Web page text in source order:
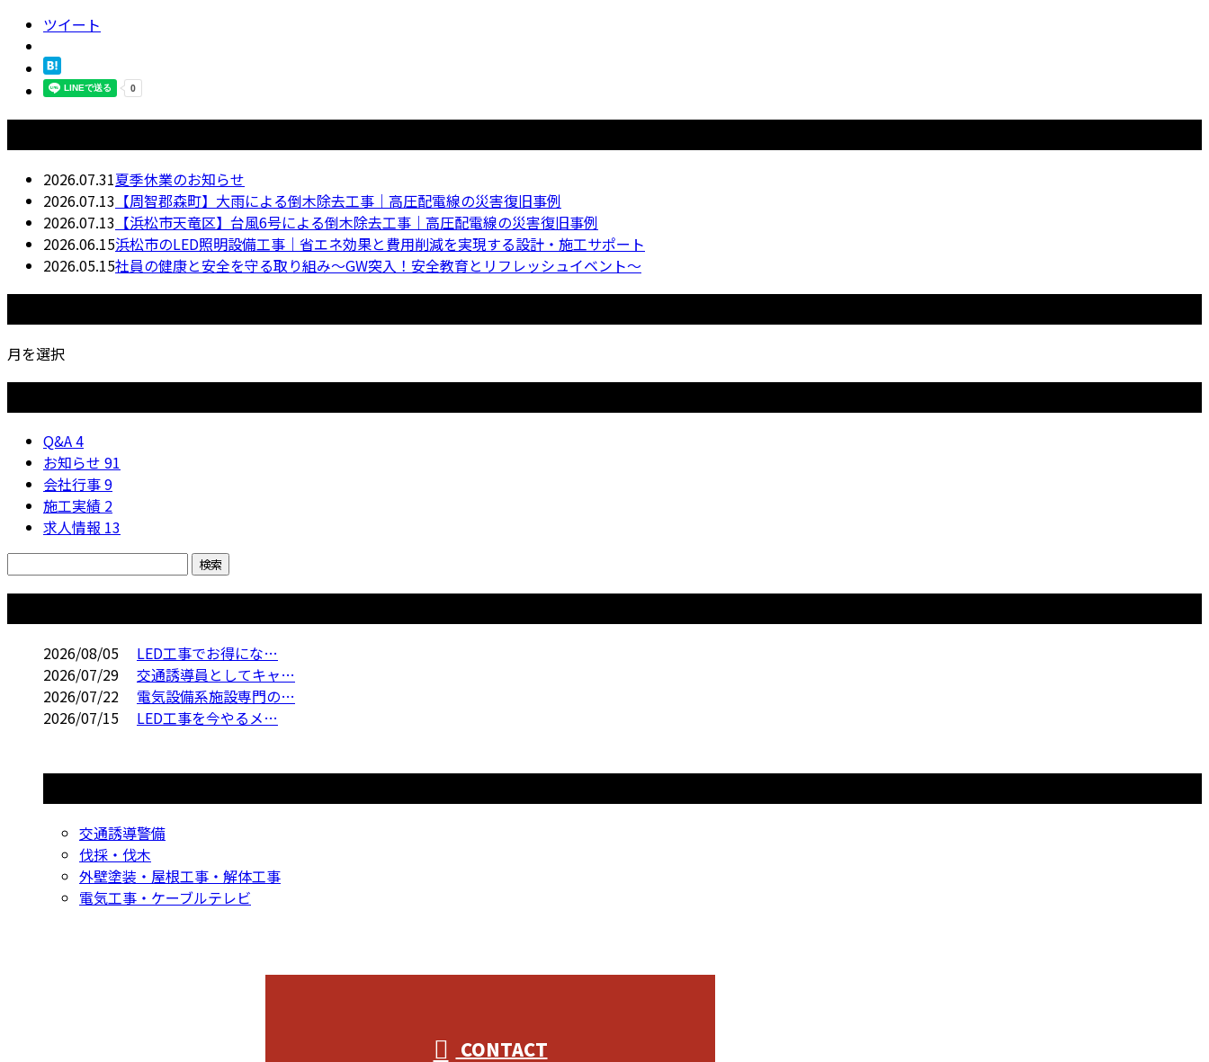
ツイート
2026.07.31夏季休業のお知らせ
2026.07.13 【周智郡森町】大雨による倒木除去工事｜高圧配電線の災害復旧事例
2026.07.13 【浜松市天竜区】台風6号による倒木除去工事｜高圧配電線の災害復旧事例
2026.06.15浜松市のLED照明設備工事｜省エネ効果と費用削減を実現する設計・施工サポート
2026.05.15社員の健康と安全を守る取り組み〜GW突入！安全教育とリフレッシュイベント〜
月を選択
Q&A4
お知らせ 91
会社行事9
施工実績 2
求人情報 13
2026/08/05
LED工事でお得にな…
2026/07/29
交通誘導員としてキャ…
2026/07/22
電気設備系施設専門の…
2026/07/15
LED工事を今やるメ…
交通誘導警備
伐採・伐木
外壁塗装・屋根工事・解体工事
電気工事・ケーブルテレビ
CONTACT